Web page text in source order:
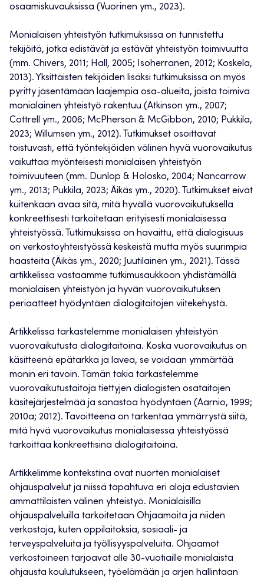
osaamiskuvauksissa (Vuorinen ym., 2023).
Monialaisen yhteistyön tutkimuksissa on tunnistettu
tekijöitä, jotka edistävät ja estävät yhteistyön toimivuutta
(mm. Chivers, 2011; Hall, 2005; Isoherranen, 2012; Koskela,
2013). Yksittäisten tekijöiden lisäksi tutkimuksissa on myös
pyritty jäsentämään laajempia osa-alueita, joista toimiva
monialainen yhteistyö rakentuu (Atkinson ym., 2007;
Cottrell ym., 2006; McPherson & McGibbon, 2010; Pukkila,
2023; Willumsen ym., 2012). Tutkimukset osoittavat
toistuvasti, että työntekijöiden välinen hyvä vuorovaikutus
vaikuttaa myönteisesti monialaisen yhteistyön
toimivuuteen (mm. Dunlop & Holosko, 2004; Nancarrow
ym., 2013; Pukkila, 2023; Äikäs ym., 2020). Tutkimukset eivät
kuitenkaan avaa sitä, mitä hyvällä vuorovaikutuksella
konkreettisesti tarkoitetaan erityisesti monialaisessa
yhteistyössä. Tutkimuksissa on havaittu, että dialogisuus
on verkostoyhteistyössä keskeistä mutta myös suurimpia
haasteita (Äikäs ym., 2020; Juutilainen ym., 2021). Tässä
artikkelissa vastaamme tutkimusaukkoon yhdistämällä
monialaisen yhteistyön ja hyvän vuorovaikutuksen
periaatteet hyödyntäen dialogitaitojen viitekehystä.
Artikkelissa tarkastelemme monialaisen yhteistyön
vuorovaikutusta dialogitaitoina. Koska vuorovaikutus on
käsitteenä epätarkka ja lavea, se voidaan ymmärtää
monin eri tavoin. Tämän takia tarkastelemme
vuorovaikutustaitoja tiettyjen dialogisten osataitojen
käsitejärjestelmää ja sanastoa hyödyntäen (Aarnio, 1999;
2010a; 2012). Tavoitteena on tarkentaa ymmärrystä siitä,
mitä hyvä vuorovaikutus monialaisessa yhteistyössä
tarkoittaa konkreettisina dialogitaitoina.
Artikkelimme kontekstina ovat nuorten monialaiset
ohjauspalvelut ja niissä tapahtuva eri aloja edustavien
ammattilaisten välinen yhteistyö. Monialaisilla
ohjauspalveluilla tarkoitetaan Ohjaamoita ja niiden
verkostoja, kuten oppilaitoksia, sosiaali- ja
terveyspalveluita ja työllisyyspalveluita. Ohjaamot
verkostoineen tarjoavat alle 30-vuotiaille monialaista
ohjausta koulutukseen, työelämään ja arjen hallintaan